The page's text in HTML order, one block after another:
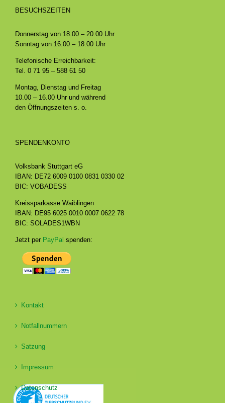
BESUCHSZEITEN
Donnerstag von 18.00 – 20.00 Uhr
Sonntag von 16.00 – 18.00 Uhr
Telefonische Erreichbarkeit:
Tel. 0 71 95 – 588 61 50
Montag, Dienstag und Freitag
10.00 – 16.00 Uhr und während
den Öffnungszeiten s. o.
SPENDENKONTO
Volksbank Stuttgart eG
IBAN: DE72 6009 0100 0831 0330 02
BIC: VOBADESS
Kreissparkasse Waiblingen
IBAN: DE95 6025 0010 0007 0622 78
BIC: SOLADES1WBN
Jetzt per PayPal spenden:
Kontakt
Notfallnummern
Satzung
Impressum
Datenschutz